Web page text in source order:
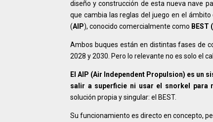
diseño y construcción de esta nueva nave
que cambia las reglas del juego en el
(AIP), conocido comercialmente como
Ambos buques están en distintas fases de
2028 y 2030. Pero lo relevante no es solo el
El AIP (Air Independent Propulsion) es un
salir a superficie ni usar el snorkel para
solución propia y singular: el BEST.
Su funcionamiento es directo en concepto,